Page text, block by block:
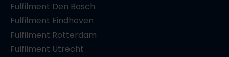
Fulfilment Den Bosch
Fulfilment Eindhoven
Fulfilment Rotterdam
Fulfilment Utrecht